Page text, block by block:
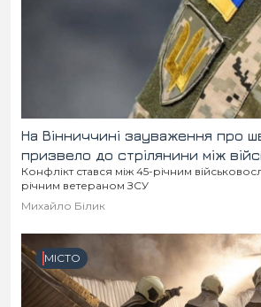
Спорт
Підписатись на нас у
На Вінниччині зауваження про
призвело до стрілянини між
Конфлікт стався між 45-річним
річним ветераном ЗСУ
Михайло Білик
МІСТО